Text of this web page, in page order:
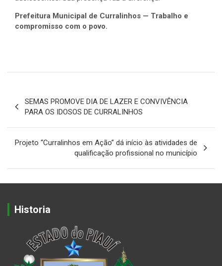
Prefeitura Municipal de Curralinhos — Trabalho e
compromisso com o povo.
de
Post
SEMAS PROMOVE DIA DE LAZER E CONVIVÊNCIA
PARA OS IDOSOS DE CURRALINHOS
Projeto “Curralinhos em Ação” dá início às atividades de
qualificação profissional no município
Historia